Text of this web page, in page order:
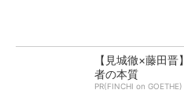
【見城徹×藤田
者の本質
PR(FINCHI on GOETHE)